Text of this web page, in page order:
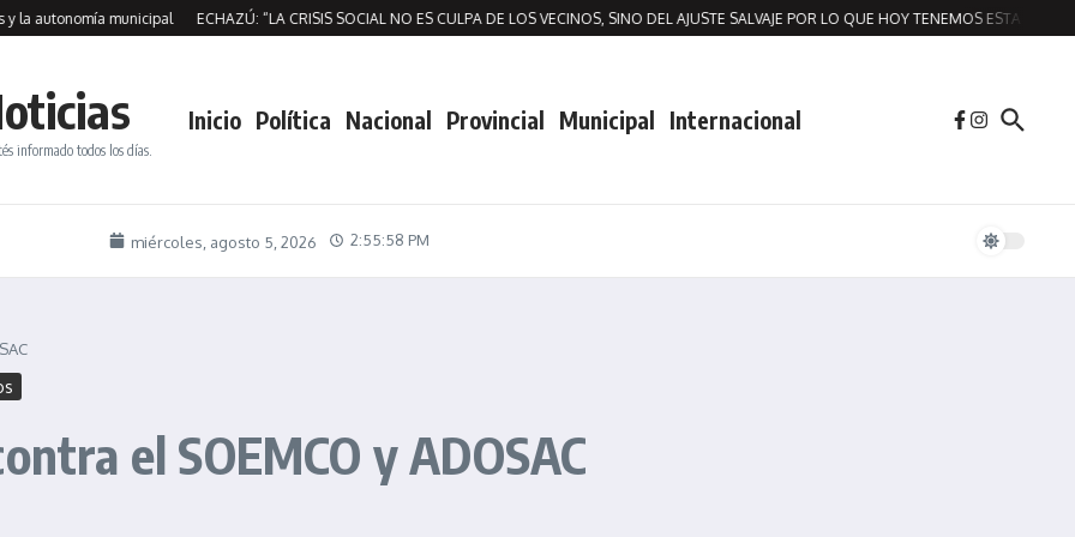
municipal ECHAZÚ: “LA CRISIS SOCIAL NO ES CULPA DE LOS VECINOS, SINO DEL AJUSTE SALVAJE POR LO QUE HOY TENEMOS ESTA SITUACION
informado todos los días.
Inicio Política Nacional Provincial Municipal Internacional
miércoles, agosto 5, 2026 2:55:59 PM
el SOEMCO y ADOSAC